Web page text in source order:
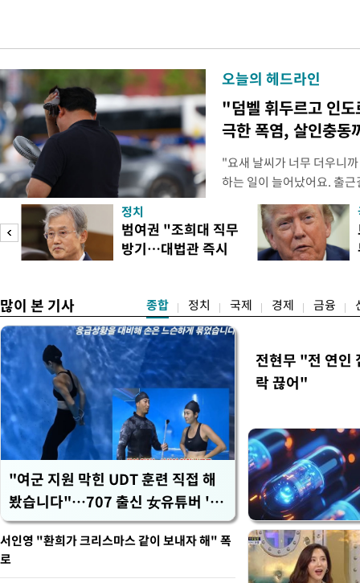
오늘의 헤드라인
"덤벨 휘두르고 인도
극한 폭염, 살인충동
"요새 날씨가 너무 더우니
하는 일이 늘어났어요. 출
거나, 누가 길을 막고 서
(40대 직장인 A씨) 유례없
에도 쉽게 짜증을 내거나
있다. 높은 기온과 습도가
정치
범여권 "조희대 직무
방기…대법관 즉시
많이 본 기사 종합 정치 국제 경제 금융
"여군 지원 막힌 UDT 훈련 직접 해
봤습니다"…707 출신 女유튜버 '완
벽 소화'
전현무 "전 연인
락 끊어"
서인영 "환희가 크리스마스 같이 보내자 해" 폭
로